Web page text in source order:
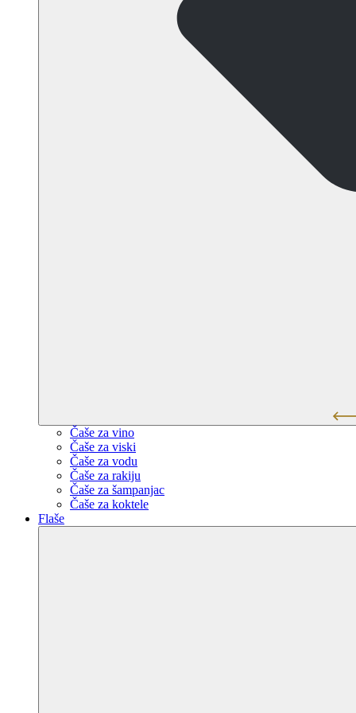
Čaše za vino
Čaše za viski
Čaše za vodu
Čaše za rakiju
Čaše za šampanjac
Čaše za koktele
Flaše